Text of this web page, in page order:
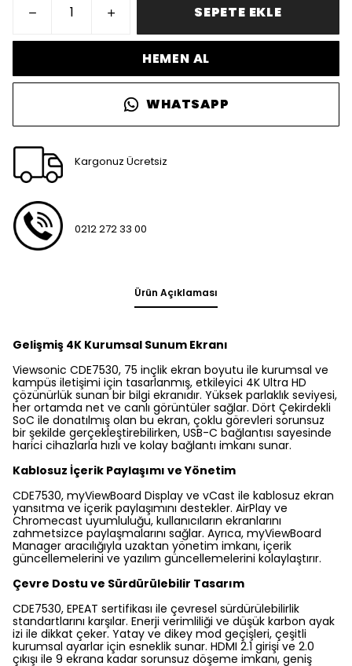
SEPETE EKLE
HEMEN AL
WHATSAPP
Kargonuz Ücretsiz
0212 272 33 00
Ürün Açıklaması
Gelişmiş 4K Kurumsal Sunum Ekranı
Viewsonic CDE7530, 75 inçlik ekran boyutu ile kurumsal ve
kampüs iletişimi için tasarlanmış, etkileyici 4K Ultra HD
çözünürlük sunan bir bilgi ekranıdır. Yüksek parlaklık seviyesi,
her ortamda net ve canlı görüntüler sağlar. Dört Çekirdekli
SoC ile donatılmış olan bu ekran, çoklu görevleri sorunsuz
bir şekilde gerçekleştirebilirken, USB-C bağlantısı sayesinde
harici cihazlarla hızlı ve kolay bağlantı imkanı sunar.
Kablosuz İçerik Paylaşımı ve Yönetim
CDE7530, myViewBoard Display ve vCast ile kablosuz ekran
yansıtma ve içerik paylaşımını destekler. AirPlay ve
Chromecast uyumluluğu, kullanıcıların ekranlarını
zahmetsizce paylaşmalarını sağlar. Ayrıca, myViewBoard
Manager aracılığıyla uzaktan yönetim imkanı, içerik
güncellemelerini ve yazılım güncellemelerini kolaylaştırır.
Çevre Dostu ve Sürdürülebilir Tasarım
CDE7530, EPEAT sertifikası ile çevresel sürdürülebilirlik
standartlarını karşılar. Enerji verimliliği ve düşük karbon ayak
izi ile dikkat çeker. Yatay ve dikey mod geçişleri, çeşitli
kurumsal ayarlar için esneklik sunar. HDMI 2.1 girişi ve 2.0
çıkışı ile 9 ekrana kadar sorunsuz döşeme imkanı, geniş